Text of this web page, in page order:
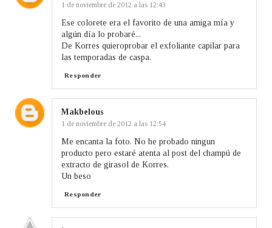
1 de noviembre de 2012 a las 12:43
Ese colorete era el favorito de una amiga mía y
algún día lo probaré...
De Korres quieroprobar el exfoliante capilar para
las temporadas de caspa.
Responder
Makbelous
1 de noviembre de 2012 a las 12:54
Me encanta la foto. No he probado ningun
producto pero estaré atenta al post del champú de
extracto de girasol de Korres.
Un beso
Responder